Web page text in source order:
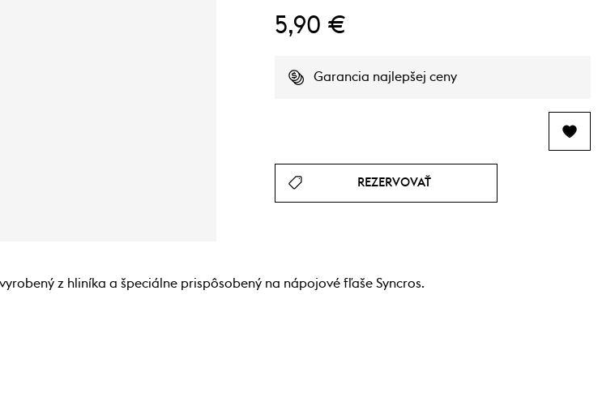
5,90 €
Garancia najlepšej ceny
REZERVOVAŤ
z hliníka a špeciálne prispôsobený na nápojové fľaše Syncros.